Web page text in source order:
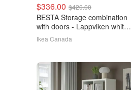
$336.00 $420.00
BESTA Storage combination
with doors - Lappviken white -
IKEA
Ikea Canada